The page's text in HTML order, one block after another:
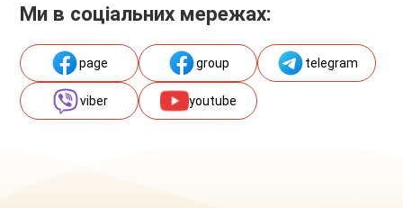
Ми в соціальних мережах:
page group telegram
viber youtube